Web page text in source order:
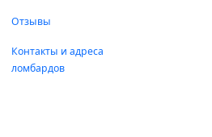
Отзывы
Контакты и адреса
ломбардов